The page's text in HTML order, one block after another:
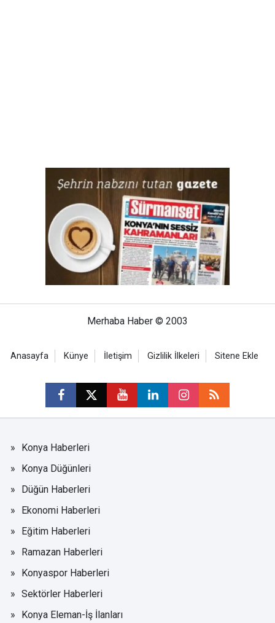
Merhaba Haber © 2003
Anasayfa Künye İletişim Gizlilik İlkeleri Sitene Ekle
Konya Haberleri
Konya Düğünleri
Düğün Haberleri
Ekonomi Haberleri
Eğitim Haberleri
Ramazan Haberleri
Konyaspor Haberleri
Sektörler Haberleri
Konya Eleman-İş İlanları